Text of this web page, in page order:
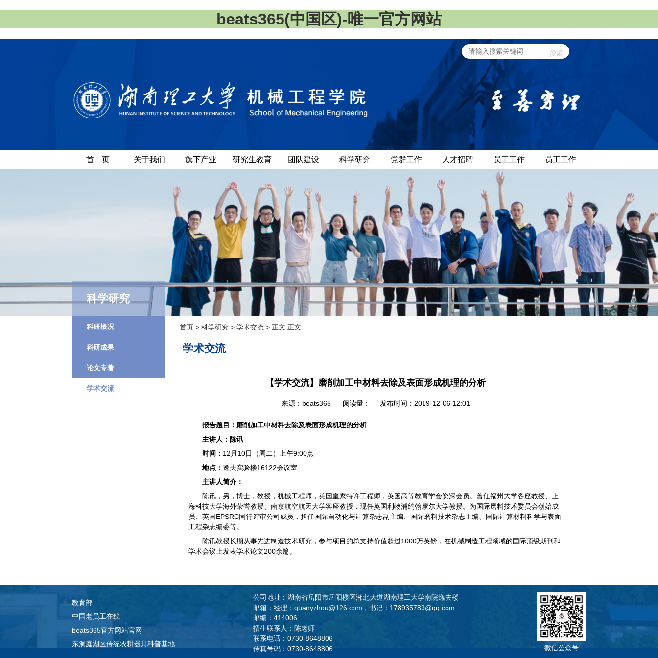
beats365(中国区)-唯一官方网站
搜索
首 页 关于我们 旗下产业 研究生教育 团队建设 科学研究 党群工作 人才招聘 员工工作 员工工作
科学研究
科研概况
科研成果
论文专著
学术交流
首页 > 科学研究 > 学术交流 > 正文 正文
学术交流
【学术交流】磨削加工中材料去除及表面形成机理的分析
来源：beats365 阅读量： 发布时间：2019-12-06 12:01
报告题目： 磨削加工中材料去除及表面形成机理的分析
主讲人： 陈讯
时间： 12月10日（周二）上午9:00点
地点： 逸夫实验楼16122会议室
主讲人简介：
陈讯，男，博士，教授，机械工程师，英国皇家特许工程师，英国高等教育学会资深会员。曾任福州大学客座教授、上
海科技大学海外荣誉教授、南京航空航天大学客座教授，现任英国利物浦约翰摩尔大学教授。为国际磨料技术委员会创始成
员、英国EPSRC同行评审公司成员，担任国际自动化与计算杂志副主编、国际磨料技术杂志主编、国际计算材料科学与表面
工程杂志编委等。
陈讯教授长期从事先进制造技术研究，参与项目的总支持价值超过1000万英镑，在机械制造工程领域的国际顶级期刊和
学术会议上发表学术论文200余篇。
教育部
中国老员工在线
beats365官方网站官网
东洞庭湖区传统农耕器具科普基地
公司地址：湖南省岳阳市岳阳楼区湘北大道湖南理工大学南院逸夫楼
邮箱：经理：quanyzhou@126.com，书记：178935783@qq.com
邮编：414006
招生联系人：陈老师
联系电话：0730-8648806
传真号码：0730-8648806
微信公众号